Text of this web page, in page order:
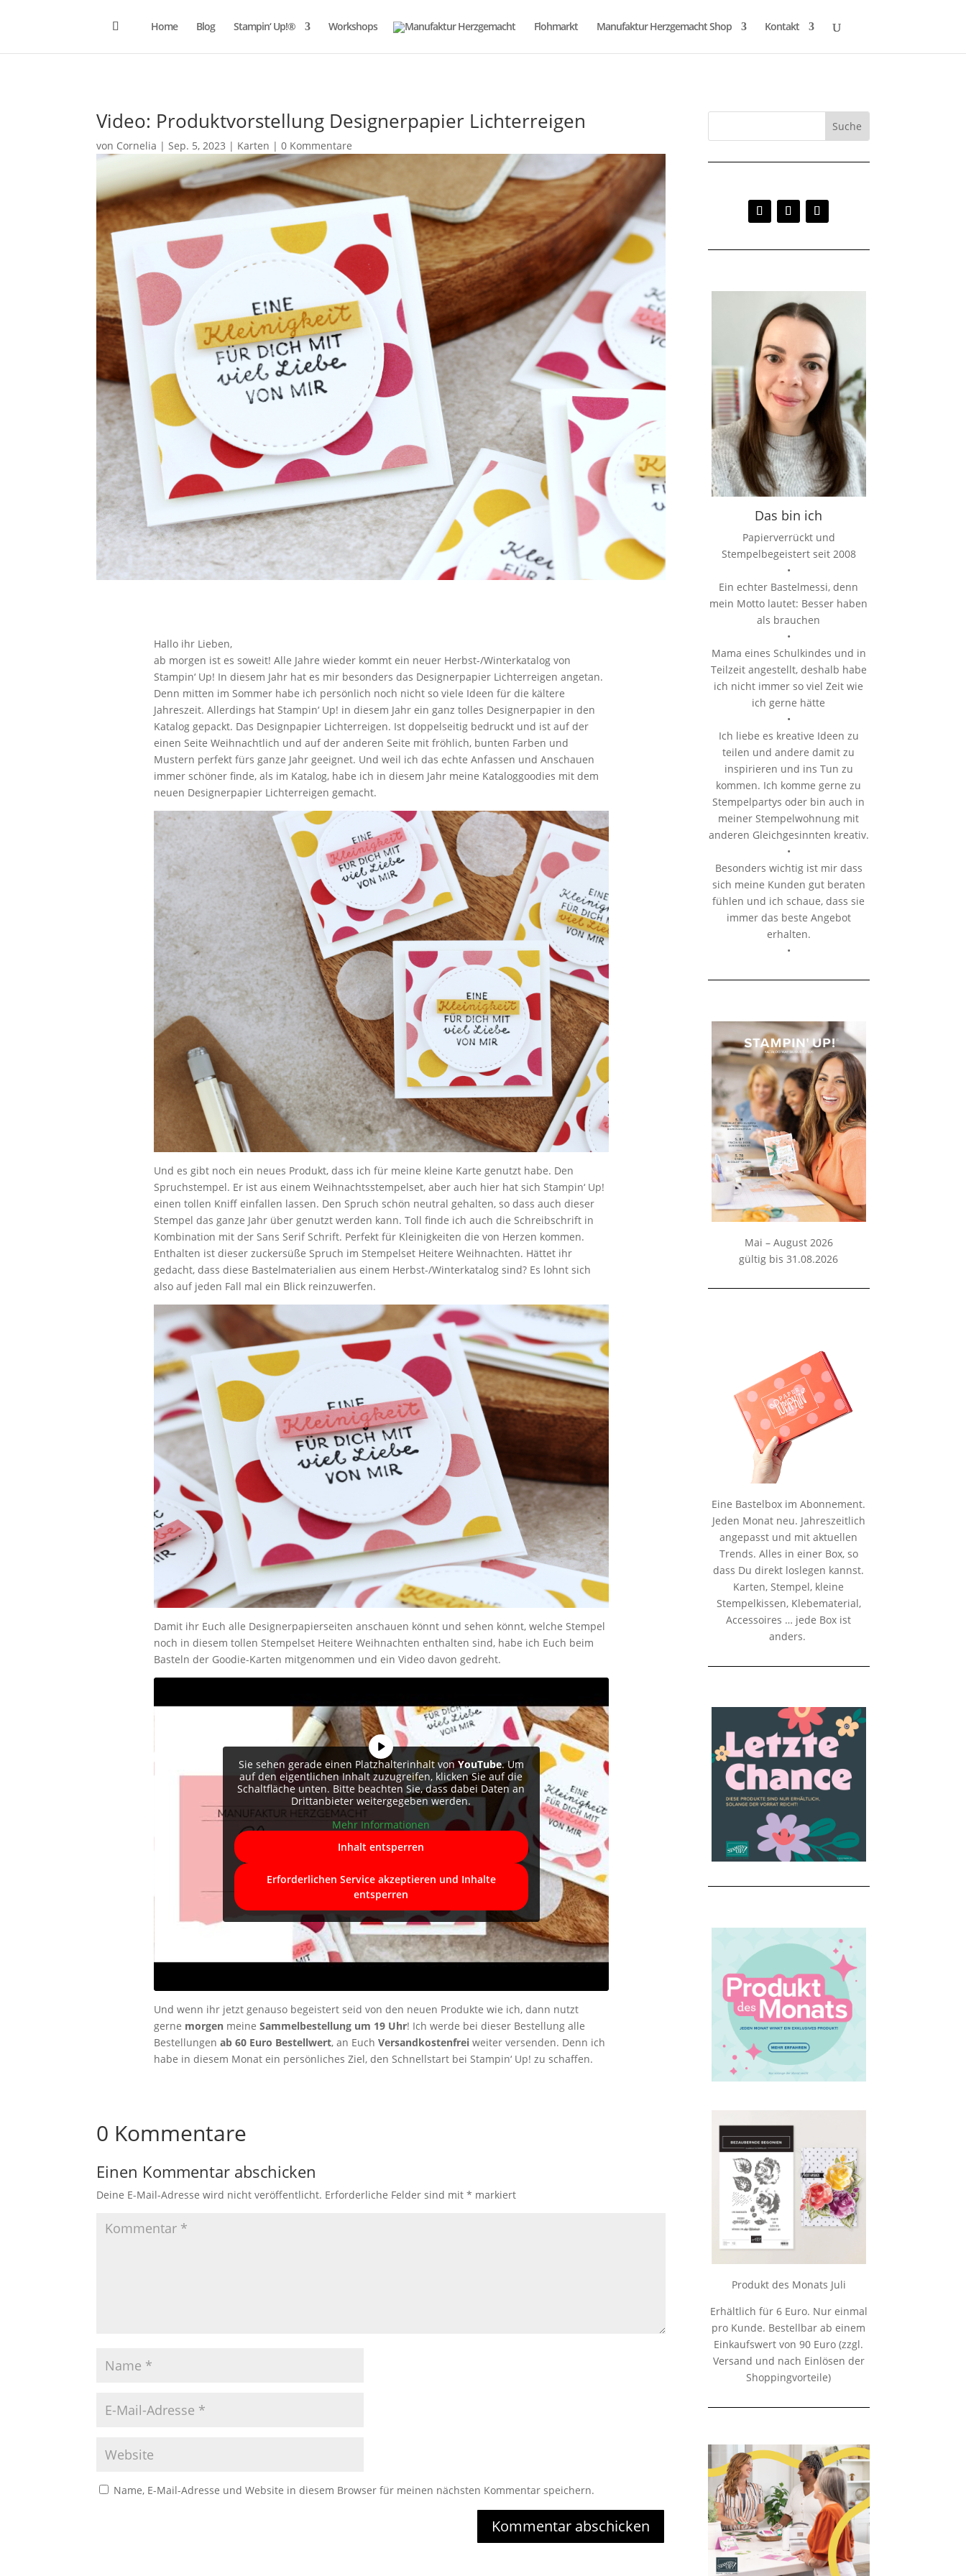
Home Blog Stampin‘ Up!® Workshops Flohmarkt Manufaktur Herzgemacht Shop Kontakt
Video: Produktvorstellung Designerpapier Lichterreigen
von Cornelia | Sep. 5, 2023 | Karten |0 Kommentare
Hallo ihr Lieben,
ab morgen ist es soweit! Alle Jahre wieder kommt ein neuer Herbst-/Winterkatalog von
Stampin‘ Up! In diesem Jahr hat es mir besonders das Designerpapier Lichterreigen angetan.
Denn mitten im Sommer habe ich persönlich noch nicht so viele Ideen für die kältere
Jahreszeit. Allerdings hat Stampin‘ Up! in diesem Jahr ein ganz tolles Designerpapier in den
Katalog gepackt. Das Designpapier Lichterreigen. Ist doppelseitig bedruckt und ist auf der
einen Seite Weihnachtlich und auf der anderen Seite mit fröhlich, bunten Farben und
Mustern perfekt fürs ganze Jahr geeignet. Und weil ich das echte Anfassen und Anschauen
immer schöner finde, als im Katalog, habe ich in diesem Jahr meine Kataloggoodies mit dem
neuen Designerpapier Lichterreigen gemacht.
Und es gibt noch ein neues Produkt, dass ich für meine kleine Karte genutzt habe. Den
Spruchstempel. Er ist aus einem Weihnachtsstempelset, aber auch hier hat sich Stampin‘ Up!
einen tollen Kniff einfallen lassen. Den Spruch schön neutral gehalten, so dass auch dieser
Stempel das ganze Jahr über genutzt werden kann. Toll finde ich auch die Schreibschrift in
Kombination mit der Sans Serif Schrift. Perfekt für Kleinigkeiten die von Herzen kommen.
Enthalten ist dieser zuckersüße Spruch im Stempelset Heitere Weihnachten. Hättet ihr
gedacht, dass diese Bastelmaterialien aus einem Herbst-/Winterkatalog sind? Es lohnt sich
also auf jeden Fall mal ein Blick reinzuwerfen.
Damit ihr Euch alle Designerpapierseiten anschauen könnt und sehen könnt, welche Stempel
noch in diesem tollen Stempelset Heitere Weihnachten enthalten sind, habe ich Euch beim
Basteln der Goodie-Karten mitgenommen und ein Video davon gedreht.
Sie sehen gerade einen Platzhalterinhalt von YouTube. Um
auf den eigentlichen Inhalt zuzugreifen, klicken Sie auf die
Schaltfläche unten. Bitte beachten Sie, dass dabei Daten an
Drittanbieter weitergegeben werden.
Mehr Informationen
Inhalt entsperren
Erforderlichen Service akzeptieren und Inhalte
entsperren
Und wenn ihr jetzt genauso begeistert seid von den neuen Produkte wie ich, dann nutzt
gerne morgenmeine Sammelbestellung um 19 Uhr! Ich werde bei dieser Bestellung alle
Bestellungen ab 60 Euro Bestellwert, an Euch Versandkostenfreiweiter versenden. Denn ich
habe in diesem Monat ein persönliches Ziel, den Schnellstart bei Stampin‘ Up! zu schaffen.
0 Kommentare
Einen Kommentar abschicken
Deine E-Mail-Adresse wird nicht veröffentlicht. Erforderliche Felder sind mit* markiert
Name, E-Mail-Adresse und Website in diesem Browser für meinen nächsten Kommentar speichern.
Kommentar abschicken
Das bin ich
Papierverrückt und
Stempelbegeistert seit 2008
•
Ein echter Bastelmessi, denn
mein Motto lautet: Besser haben
als brauchen
•
Mama eines Schulkindes und in
Teilzeit angestellt, deshalb habe
ich nicht immer so viel Zeit wie
ich gerne hätte
•
Ich liebe es kreative Ideen zu
teilen und andere damit zu
inspirieren und ins Tun zu
kommen. Ich komme gerne zu
Stempelpartys oder bin auch in
meiner Stempelwohnung mit
anderen Gleichgesinnten kreativ.
•
Besonders wichtig ist mir dass
sich meine Kunden gut beraten
fühlen und ich schaue, dass sie
immer das beste Angebot
erhalten.
•
Mai – August 2026
gültig bis 31.08.2026
Eine Bastelbox im Abonnement.
Jeden Monat neu. Jahreszeitlich
angepasst und mit aktuellen
Trends. Alles in einer Box, so
dass Du direkt loslegen kannst.
Karten, Stempel, kleine
Stempelkissen, Klebematerial,
Accessoires … jede Box ist
anders.
Produkt des Monats Juli
Erhältlich für 6 Euro. Nur einmal
pro Kunde. Bestellbar ab einem
Einkaufswert von 90 Euro (zzgl.
Versand und nach Einlösen der
Shoppingvorteile)